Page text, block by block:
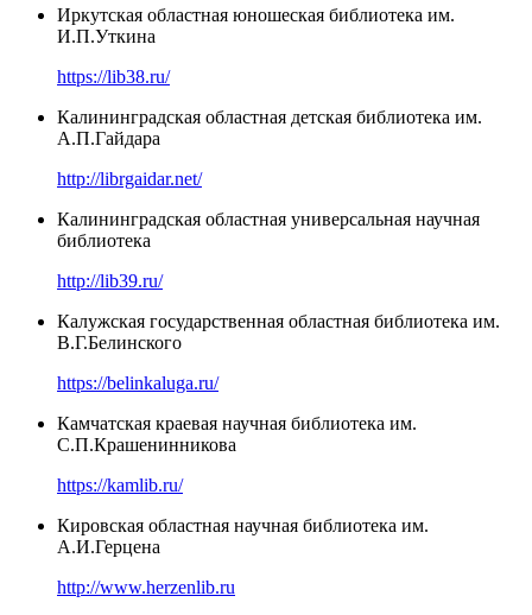
Иркутская областная юношеская библиотека им.
И.П.Уткина
https://lib38.ru/
Калининградская областная детская библиотека им.
А.П.Гайдара
http://librgaidar.net/
Калининградская областная универсальная научная
библиотека
http://lib39.ru/
Калужская государственная областная библиотека им.
В.Г.Белинского
https://belinkaluga.ru/
Камчатская краевая научная библиотека им.
С.П.Крашенинникова
https://kamlib.ru/
Кировская областная научная библиотека им.
А.И.Герцена
http://www.herzenlib.ru